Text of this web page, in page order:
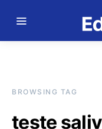
BROWSING TAG
teste